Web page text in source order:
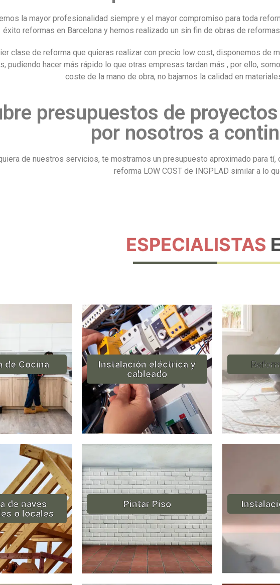
la mayor profesionalidad siempre y el mayor compromiso para toda
éxito reformas en Barcelona y hemos realizado un sin fin de obras de
clase de reforma que quieras realizar con precio low cost, disponemos de
pudiendo hacer más rápido lo que otras empresas tardan más , por ello,
coste de la mano de obra, no bajamos la calidad en
presupuestos de
por nosotros a
de nuestros servicios, te mostramos un presupuesto aproximado para tí,
reforma LOW COST de INGPLAD similar a lo
ESPECIALISTAS
de Cocina
Instalación eléctrica y
cableado
de naves
o locales
Pintar Piso